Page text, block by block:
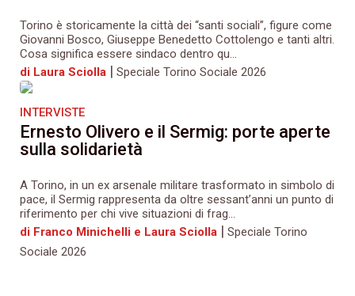
Torino è storicamente la città dei “santi sociali”, figure come
Giovanni Bosco, Giuseppe Benedetto Cottolengo e tanti altri.
Cosa significa essere sindaco dentro qu...
di Laura Sciolla | Speciale Torino Sociale 2026
INTERVISTE
Ernesto Olivero e il Sermig: porte aperte
sulla solidarietà
A Torino, in un ex arsenale militare trasformato in simbolo di
pace, il Sermig rappresenta da oltre sessant’anni un punto di
riferimento per chi vive situazioni di frag...
di Franco Minichelli e Laura Sciolla | Speciale Torino
Sociale 2026